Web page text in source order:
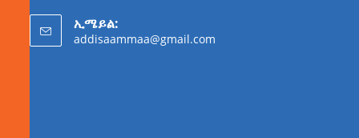
ኢሜይል:
addisaammaa@gmail.com